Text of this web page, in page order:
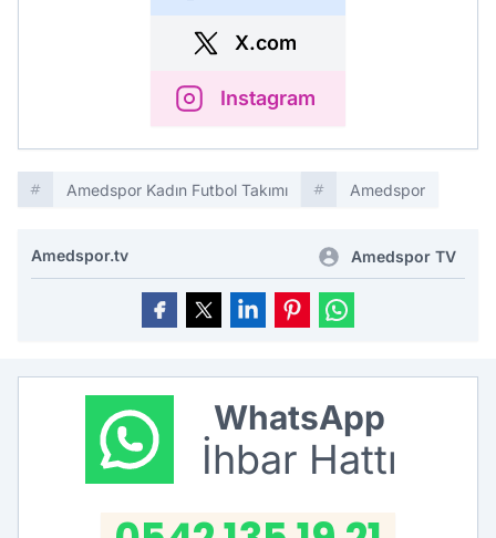
X.com
Instagram
Amedspor Kadın Futbol Takımı Amedspor
Amedspor.tv Amedspor TV
WhatsApp
İhbar Hattı